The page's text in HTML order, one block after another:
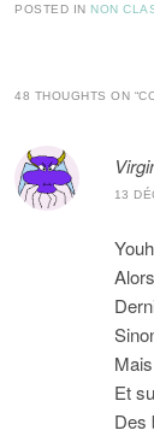
POSTED IN NON
48 THOUGHTS ON “
13
Et
Des